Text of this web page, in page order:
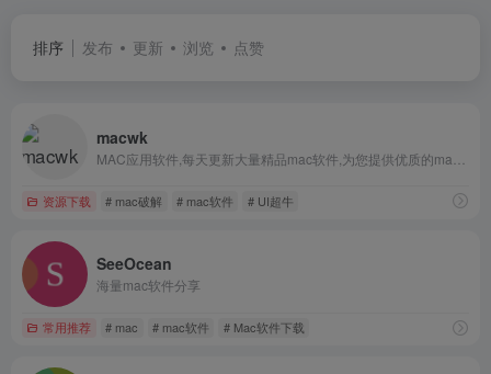
排序 发布 更新 浏览 点赞
macwk
资源下载 # mac破解 # mac软件 # UI超牛
SeeOcean
海量mac软件分享
常用推荐 # mac # mac软件 # Mac软件下载